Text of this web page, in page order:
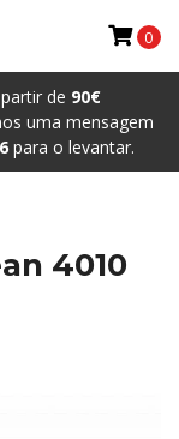
de 90€
uma mensagem
para o levantar.
0
4010